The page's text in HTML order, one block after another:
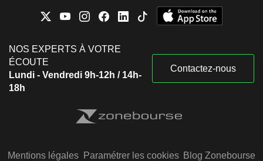
NOS EXPERTS À VOTRE
ÉCOUTE
Lundi - Vendredi 9h-12h / 14h-
18h
Contactez-nous
Mentions légales Paramétrer les cookies Blog Zonebourse